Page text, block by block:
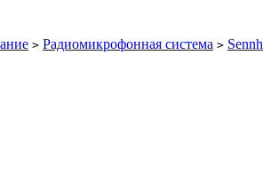
> Радиомикрофонная система >